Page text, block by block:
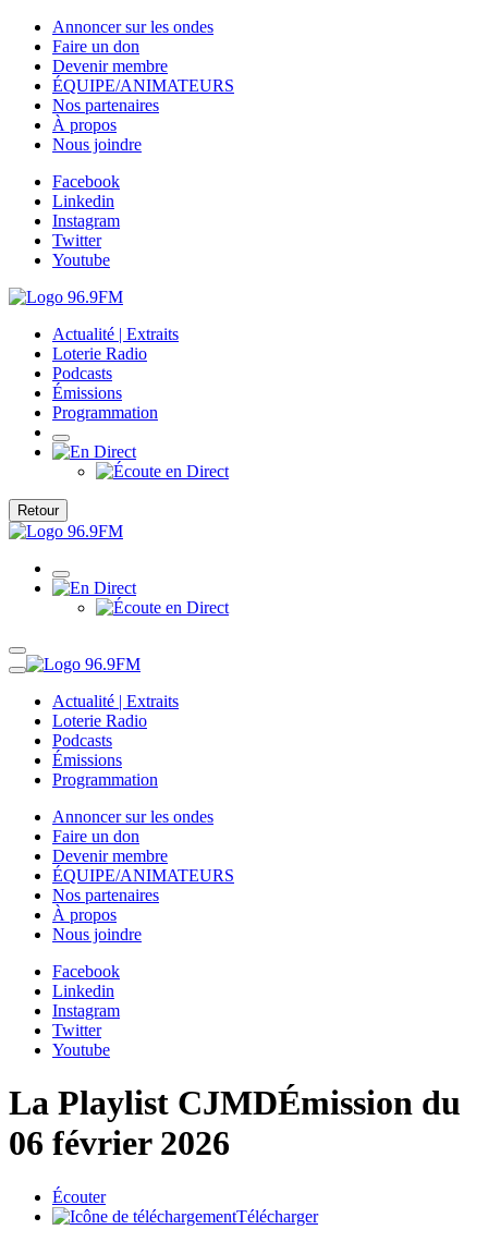
Annoncer sur les ondes
Faire un don
Devenir membre
ÉQUIPE/ANIMATEURS
Nos partenaires
À propos
Nous joindre
Facebook
Linkedin
Instagram
Twitter
Youtube
Actualité | Extraits
Loterie Radio
Podcasts
Émissions
Programmation
Retour
Actualité | Extraits
Loterie Radio
Podcasts
Émissions
Programmation
Annoncer sur les ondes
Faire un don
Devenir membre
ÉQUIPE/ANIMATEURS
Nos partenaires
À propos
Nous joindre
Facebook
Linkedin
Instagram
Twitter
Youtube
La Playlist CJMDÉmission du
06 février 2026
Écouter
Télécharger